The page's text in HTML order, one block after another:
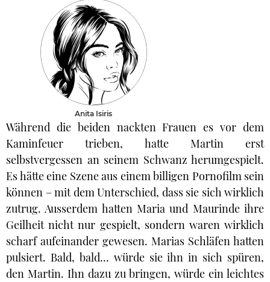
Anita Isiris
Während die beiden nackten Frauen es vor dem
Kaminfeuer trieben, hatte Martin erst
selbstvergessen an seinem Schwanz herumgespielt.
Es hätte eine Szene aus einem billigen Pornofilm sein
können – mit dem Unterschied, dass sie sich wirklich
zutrug. Ausserdem hatten Maria und Maurinde ihre
Geilheit nicht nur gespielt, sondern waren wirklich
scharf aufeinander gewesen. Marias Schläfen hatten
pulsiert. Bald, bald... würde sie ihn in sich spüren,
den Martin. Ihn dazu zu bringen, würde ein leichtes